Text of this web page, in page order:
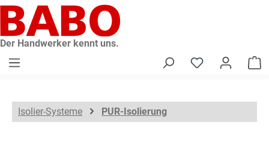
springen
Der Handwerker kennt uns.
Isolier-Systeme PUR-Isolierung